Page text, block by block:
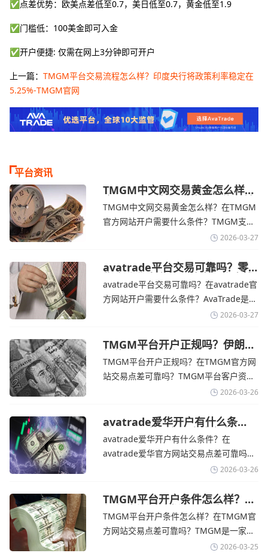
✅点差优势：欧美点差低至0.7，美日低至0.7，黄金低至1.9
✅门槛低：100美金即可入金
✅开户便捷: 仅需在网上3分钟即可开户
上一篇： TMGM平台交易流程怎么样？印度央行将政策利率稳定在
5.25%-TMGM官网
平台资讯
TMGM中文网交易黄金怎么样？
金价下跌，市场评估伊朗停火前
景-TMGM官网
TMGM中文网交易黄金怎么样？在TMGM
官方网站开户需要什么条件？‌‌‌TMGM支持
全球主流的MT4/MT5平台，同时提供功能
险管理工具。通过TMGM官网交易资讯了
解，金价周四回落，受​美元走强和油价上
涨，使通胀担忧保持不变‌对加息的持续预
2026-03-27
avatrade平台交易可靠吗？零
售企业称中东地区冲突正推高成
本avatrade官网
avatrade平台交易可靠吗？在avatrade官
方网站开户需要什么条件？‌‌‌AvaTrade是一
个在交易优势和可靠性两方面都非常均衡
在学习和探索中成长的新手交易者。通过
avatrade官网交易资讯了解，零售企业警
告称，中东地区的冲突正在推高成本，如
2026-03-27
TMGM平台开户正规吗？伊朗仍
拒绝与美国直接谈判-TMGM官
网
TMGM平台开户正规吗？在TMGM官方网
站交易点差可靠吗？‌‌‌TMGM平台客户资金
存放在澳大利亚国民银行等顶级银行的独
TMGM官网交易资讯了解，伊朗外交部长
表示，尽管德黑兰高级官员正在审查美国
结束战争的提议
2026-03-26
avatrade爱华开户有什么条
件？亚洲市场交易喜忧参半-
avatrade爱华官网
avatrade爱华开户有什么条件？在
avatrade爱华官方网站交易点差可靠吗？‌‌‌
avatrade爱华平台的新手可以用很小的成
标准的MT4、MT5，以及自研的
AvaTradeGO和AvaOptions。通过
avatrade爱华官网交易资讯了解，据伊朗
2026-03-26
TMGM平台开户条件怎么样？美
伊和谈传闻引发油价暴跌-
TMGM官网
TMGM平台开户条件怎么样？在TMGM官
方网站交易点差可靠吗？‌‌‌TMGM是一家交
易成本极低、产品极其丰富、ASIC监管
2026-03-25